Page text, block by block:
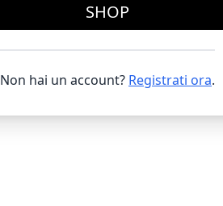
SHOP
Non hai un account? Registrati ora.